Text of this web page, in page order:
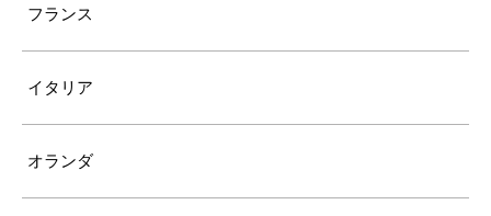
フランス
イタリア
オランダ